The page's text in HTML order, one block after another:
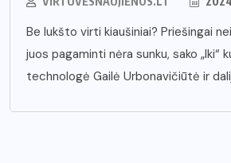
Be lukšto virti kiaušiniai? Priešingai
juos pagaminti nėra sunku, sako „Iki“
technologė Gailė Urbonavičiūtė ir